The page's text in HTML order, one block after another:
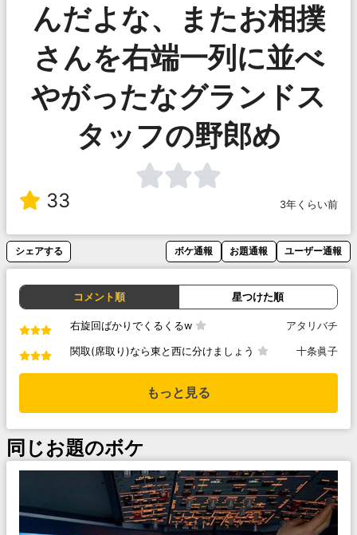
んだよな、またお相撲
さんを右端一列に並べ
やがったなグランドス
タッフの野郎め
33 3年くらい前
シェアする ボケ通報 お題通報 ユーザー通報
コメント順 星つけた順
右旋回ばかりでくるくるw アタリバチ
関取(席取り)なら東と西に分けましょう 十条眞子
もっと見る
同じお題のボケ